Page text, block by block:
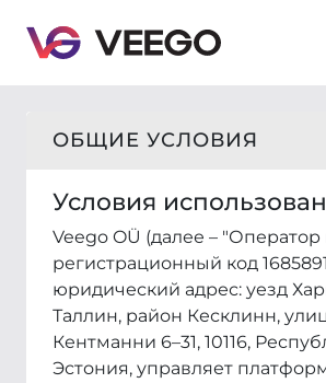
ОБЩИЕ УСЛОВИЯ
Условия
Veego OÜ (далее – "Оператор
регистрационный код
юридический адрес: уезд
Таллин, район Кесклинн,
Кентманни 6–31, 10116,
Эстония, управляет